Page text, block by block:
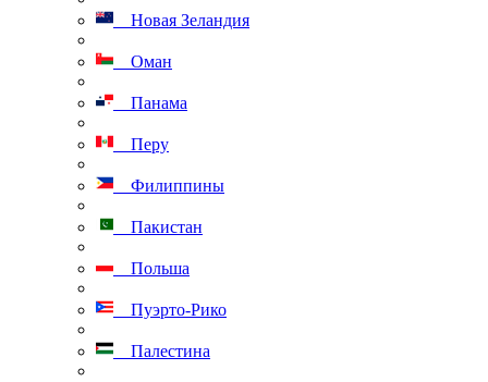
Новая Зеландия
Оман
Панама
Перу
Филиппины
Пакистан
Польша
Пуэрто-Рико
Палестина